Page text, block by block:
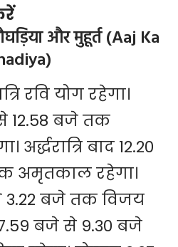
और मुहूर्त (Aaj Ka
रवि योग रहेगा।
12.58 बजे तक
अर्द्धरात्रि बाद 12.20
अमृतकाल रहेगा।
3.22 बजे तक विजय
बजे से 9.30 बजे